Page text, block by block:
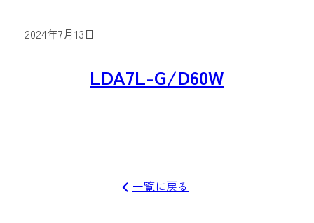
2024年7月13日
LDA7L-G/D60W
一覧に戻る